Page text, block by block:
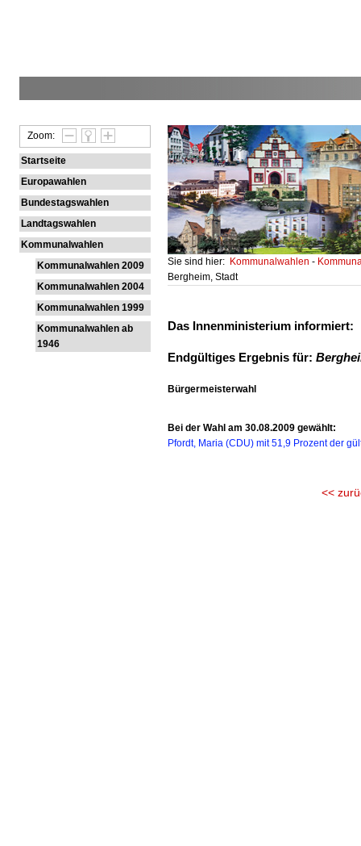
Zoom:
Startseite
Europawahlen
Bundestagswahlen
Landtagswahlen
Kommunalwahlen
Kommunalwahlen 2009
Kommunalwahlen 2004
Kommunalwahlen 1999
Kommunalwahlen ab
1946
Sie sind hier: Kommunalwahlen-
Bergheim, Stadt
Das Innenministerium informiert:
Endgültiges Ergebnis für:
Bürgermeisterwahl
Bei der Wahl am 30.08.2009 gewählt:
Pfordt, Maria (CDU) mit 51,9 Prozent der
<<